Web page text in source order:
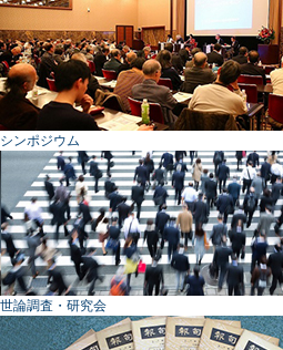
シンポジウム
世論調査・研究会